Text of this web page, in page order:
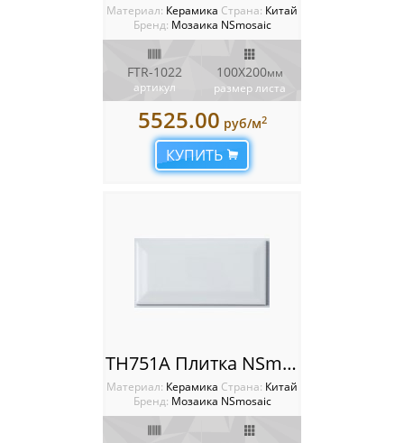
Материал: Керамика Cтрана: Китай
Бренд: Мозаика NSmosaic
FTR-1022
артикул
100X200мм
размер листа
5525.00 руб/м2
КУПИТЬ
TH751A Плитка NSmosaic
Материал: Керамика Cтрана: Китай
Бренд: Мозаика NSmosaic